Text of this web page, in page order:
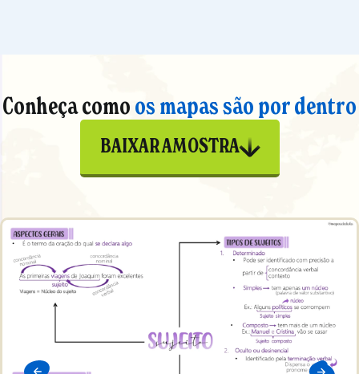
Conheça como os mapas são por dentro
BAIXAR AMOSTRA